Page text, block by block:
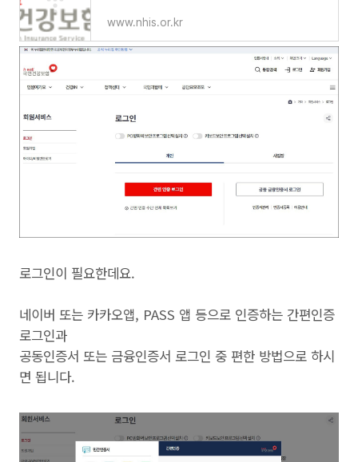
www.nhis.or.kr
로그인이 필요한데요.
네이버 또는 카카오앱, PASS 앱 등으로 인증하는 간편인증
로그인과
공동인증서 또는 금융인증서 로그인 중 편한 방법으로 하시
면 됩니다.